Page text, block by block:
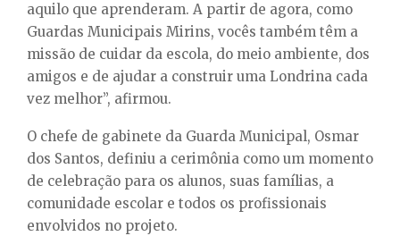
aquilo que aprenderam. A partir de agora, como
Guardas Municipais Mirins, vocês também têm a
missão de cuidar da escola, do meio ambiente, dos
amigos e de ajudar a construir uma Londrina cada
vez melhor”, afirmou.
O chefe de gabinete da Guarda Municipal, Osmar
dos Santos, definiu a cerimônia como um momento
de celebração para os alunos, suas famílias, a
comunidade escolar e todos os profissionais
envolvidos no projeto.